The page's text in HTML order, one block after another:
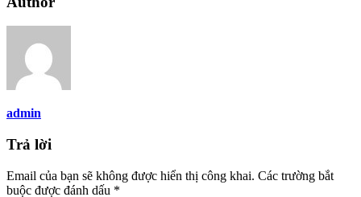
admin
Trả lời
Email của bạn sẽ không được hiển thị công khai. Các trường bắt
buộc được đánh dấu *